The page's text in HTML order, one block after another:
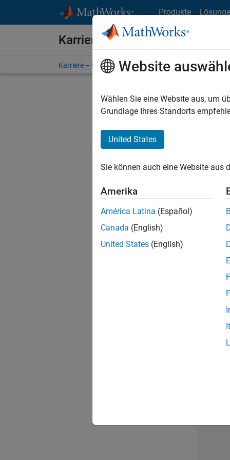
Produkte
Karriere bei MathWorks
Karriere – Übersicht Stellensuche
Es
Website
Wählen Sie eine Website aus, um
Grundlage Ihres Standorts
United States
Sie können auch eine Website aus
Amerika
América Latina (Español)
Canada (English)
United States (English)